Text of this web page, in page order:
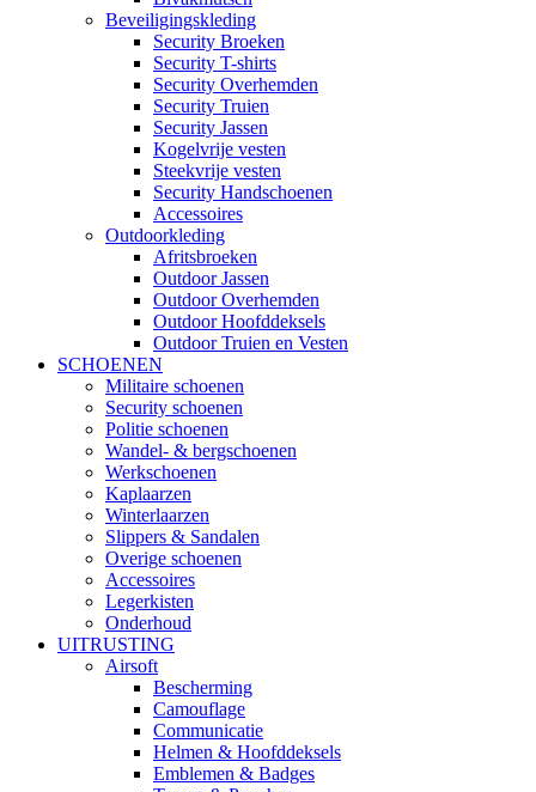
Beveiligingskleding
Security Broeken
Security T-shirts
Security Overhemden
Security Truien
Security Jassen
Kogelvrije vesten
Steekvrije vesten
Security Handschoenen
Accessoires
Outdoorkleding
Afritsbroeken
Outdoor Jassen
Outdoor Overhemden
Outdoor Hoofddeksels
Outdoor Truien en Vesten
SCHOENEN
Militaire schoenen
Security schoenen
Politie schoenen
Wandel- & bergschoenen
Werkschoenen
Kaplaarzen
Winterlaarzen
Slippers & Sandalen
Overige schoenen
Accessoires
Legerkisten
Onderhoud
UITRUSTING
Airsoft
Bescherming
Camouflage
Communicatie
Helmen & Hoofddeksels
Emblemen & Badges